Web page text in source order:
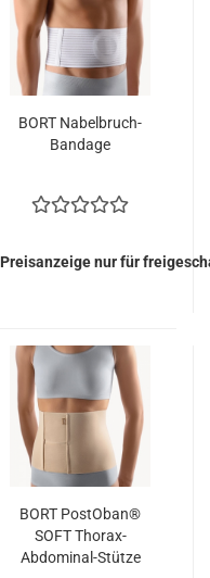
Kunden
BORT Nabelbruch-
Bandage
Preisanzeige nur für
BORT PostOban®
SOFT Thorax-
Abdominal-Stütze